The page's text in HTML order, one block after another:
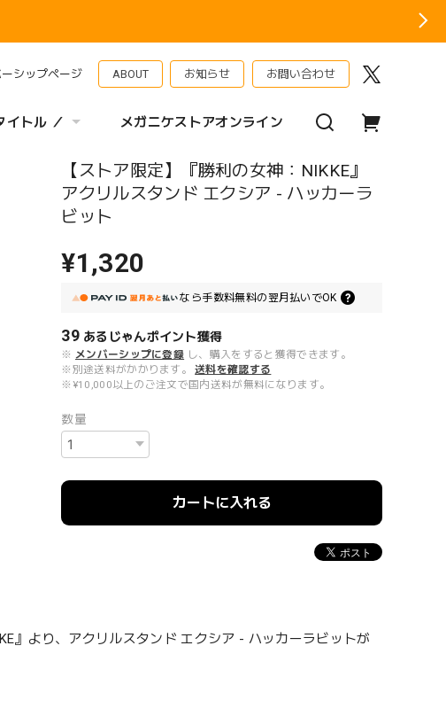
シップページ ABOUT お知らせ お問い合わせ
イトル ／ メガニケストアオンライン
【ストア限定】『勝利の女神：NIKKE』
アクリルスタンド エクシア - ハッカーラ
ビット
¥1,320
なら手数料無料の 翌月払いでOK
39 あるじゃんポイント獲得
※ メンバーシップに登録 し、購入をすると獲得できます。
※別途送料がかかります。
送料を確認する
※¥10,000以上のご注文で国内送料が無料になります。
数量
カートに入れる
』より、アクリルスタンド エクシア - ハッカーラビットが